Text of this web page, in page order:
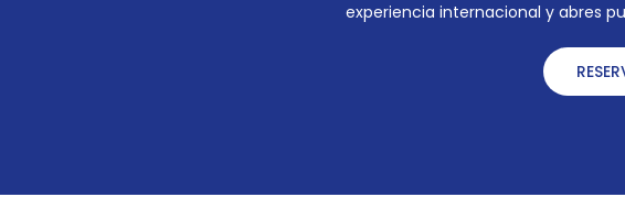
experiencia internacional y abres